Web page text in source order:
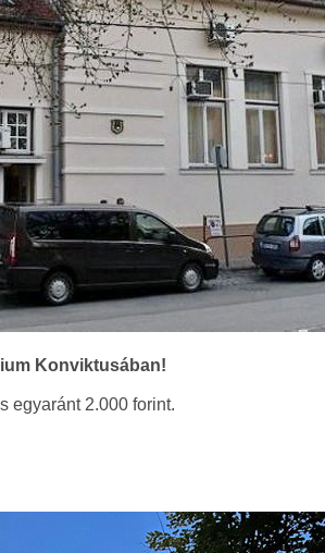
Konviktusában!
egyaránt 2.000 forint.